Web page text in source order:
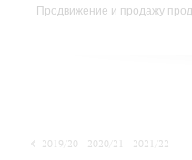
Продвижение и продажу
2019/20 2020/21 2021/22